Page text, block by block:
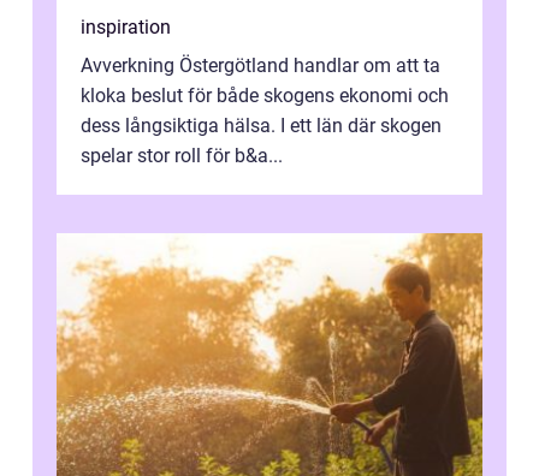
inspiration
Avverkning Östergötland handlar om att ta
kloka beslut för både skogens ekonomi och
dess långsiktiga hälsa. I ett län där skogen
spelar stor roll för b&a...